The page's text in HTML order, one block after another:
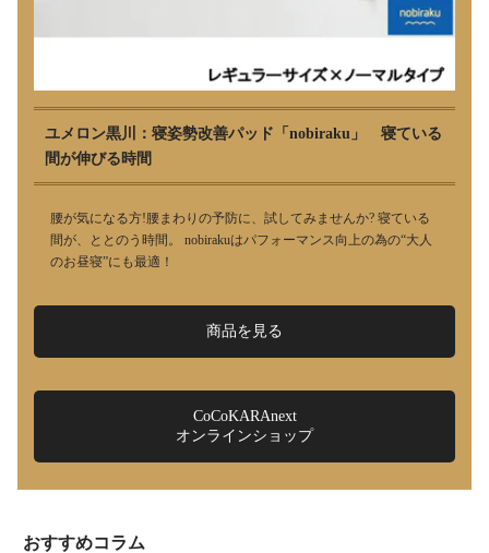
ユメロン黒川：寝姿勢改善パッド「nobiraku」 寝ている
間が伸びる時間
腰が気になる方!腰まわりの予防に、試してみませんか? 寝ている
間が、ととのう時間。 nobirakuはパフォーマンス向上の為の“大人
のお昼寝”にも最適！
商品を見る
CoCoKARAnext
オンラインショップ
おすすめコラム